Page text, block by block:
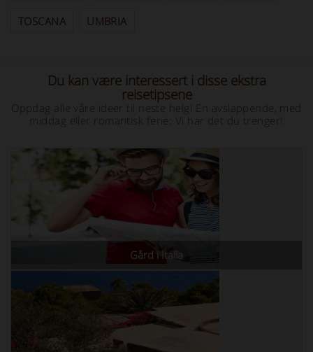
TOSCANA UMBRIA
Du kan være interessert i disse ekstra
reisetipsene
Oppdag alle våre ideer til neste helg! En avslappende, med
middag eller romantisk ferie: Vi har det du trenger!
Gård i Italia